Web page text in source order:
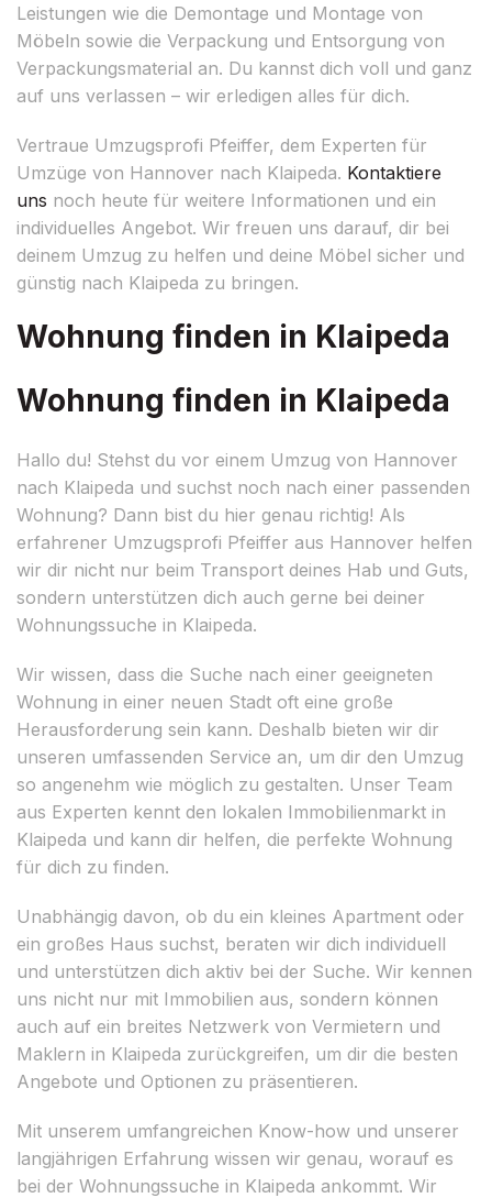
Leistungen wie die Demontage und Montage von
Möbeln sowie die Verpackung und Entsorgung von
Verpackungsmaterial an. Du kannst dich voll und ganz
auf uns verlassen – wir erledigen alles für dich.
Vertraue Umzugsprofi Pfeiffer, dem Experten für
Umzüge von Hannover nach Klaipeda. Kontaktiere
uns noch heute für weitere Informationen und ein
individuelles Angebot. Wir freuen uns darauf, dir bei
deinem Umzug zu helfen und deine Möbel sicher und
günstig nach Klaipeda zu bringen.
Wohnung finden in Klaipeda
Wohnung finden in Klaipeda
Hallo du! Stehst du vor einem Umzug von Hannover
nach Klaipeda und suchst noch nach einer passenden
Wohnung? Dann bist du hier genau richtig! Als
erfahrener Umzugsprofi Pfeiffer aus Hannover helfen
wir dir nicht nur beim Transport deines Hab und Guts,
sondern unterstützen dich auch gerne bei deiner
Wohnungssuche in Klaipeda.
Wir wissen, dass die Suche nach einer geeigneten
Wohnung in einer neuen Stadt oft eine große
Herausforderung sein kann. Deshalb bieten wir dir
unseren umfassenden Service an, um dir den Umzug
so angenehm wie möglich zu gestalten. Unser Team
aus Experten kennt den lokalen Immobilienmarkt in
Klaipeda und kann dir helfen, die perfekte Wohnung
für dich zu finden.
Unabhängig davon, ob du ein kleines Apartment oder
ein großes Haus suchst, beraten wir dich individuell
und unterstützen dich aktiv bei der Suche. Wir kennen
uns nicht nur mit Immobilien aus, sondern können
auch auf ein breites Netzwerk von Vermietern und
Maklern in Klaipeda zurückgreifen, um dir die besten
Angebote und Optionen zu präsentieren.
Mit unserem umfangreichen Know-how und unserer
langjährigen Erfahrung wissen wir genau, worauf es
bei der Wohnungssuche in Klaipeda ankommt. Wir